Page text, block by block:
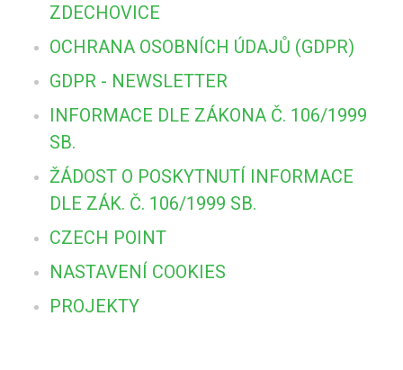
ZDECHOVICE
OCHRANA OSOBNÍCH ÚDAJŮ (GDPR)
GDPR - NEWSLETTER
INFORMACE DLE ZÁKONA Č. 106/1999
SB.
ŽÁDOST O POSKYTNUTÍ INFORMACE
DLE ZÁK. Č. 106/1999 SB.
CZECH POINT
NASTAVENÍ COOKIES
PROJEKTY